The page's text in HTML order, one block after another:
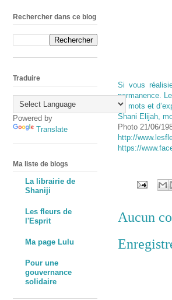
Si vous
permanence.
de mots et
Shani Elijah,
Photo 21/06/
http://
https://
Aucun
Rechercher dans ce blog
Traduire
Powered by
Translate
Ma liste de blogs
La librairie de
Shaniji
Les fleurs de
l'Esprit
Ma page Lulu
Pour une
gouvernance
solidaire